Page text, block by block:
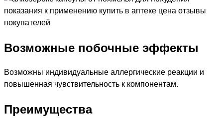
Возможные побочные эффекты
Возможны индивидуальные аллергические реакции и
повышенная чувствительность к компонентам.
Преимущества